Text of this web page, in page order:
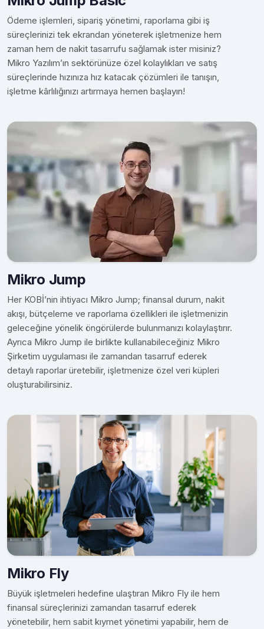
Ödeme işlemleri, sipariş yönetimi, raporlama gibi iş
süreçlerinizi tek ekrandan yöneterek işletmenize hem
zaman hem de nakit tasarrufu sağlamak ister misiniz?
Mikro Yazılım’ın sektörünüze özel kolaylıkları ve satış
süreçlerinde hızınıza hız katacak çözümleri ile tanışın,
işletme kârlılığınızı artırmaya hemen başlayın!
Mikro Jump
Her KOBİ’nin ihtiyacı Mikro Jump; finansal durum, nakit
akışı, bütçeleme ve raporlama özellikleri ile işletmenizin
geleceğine yönelik öngörülerde bulunmanızı kolaylaştırır.
Ayrıca Mikro Jump ile birlikte kullanabileceğiniz Mikro
Şirketim uygulaması ile zamandan tasarruf ederek
detaylı raporlar üretebilir, işletmenize özel veri küpleri
oluşturabilirsiniz.
Mikro Fly
Büyük işletmeleri hedefine ulaştıran Mikro Fly ile hem
finansal süreçlerinizi zamandan tasarruf ederek
yönetebilir, hem sabit kıymet yönetimi yapabilir, hem de